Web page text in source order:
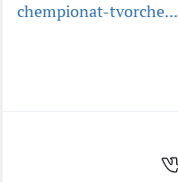
chempionat-tvorche...